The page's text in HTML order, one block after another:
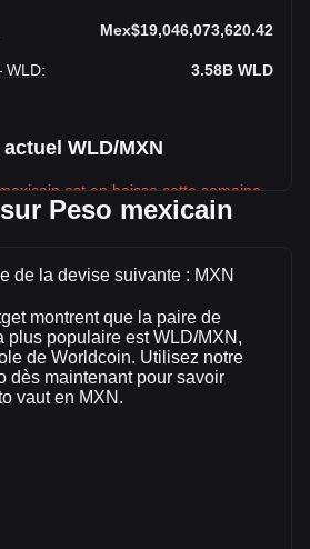
Mex$19,046,073,620.42
WLD: 3.58B WLD
WLD/MXN
est en baisse cette semaine.
MXN et une offre en circulation
73,628,678.32 MXN) au cours
Lors du dernier jour de trading, le
était de Mex$1,674,254,231.14.
Peso mexicain
de la devise suivante : MXN
montrent que la paire de
plus populaire est WLD/MXN,
de Worldcoin. Utilisez notre
dès maintenant pour savoir
vaut en MXN.